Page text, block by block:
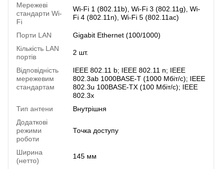
Мережеві
стандарти Wi-
Fi
Wi-Fi 1 (802.11b) Wi-Fi 3 (802.11g) Wi-
Fi 4 (802.11n) Wi-Fi 5 (802.11ac)
Порти LAN
Gigabit Ethernet (100/1000)
Кількість LAN
портів
2 шт.
Відповідність
мережевим
стандартам
IEEE 802.11 b; IEEE 802.11 n; IEEE
802.3ab 1000BASE-T (1000 Мбіт/с); IEEE
802.3u 100BASE-TX (100 Мбіт/с); IEEE
802.3x
Тип антени
Внутрішня
Додаткові
режими
роботи
Точка доступу
Ширина
(нетто)
145 мм